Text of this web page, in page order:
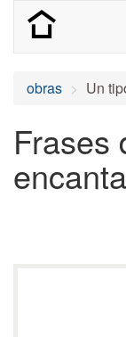
obras Un
Frases